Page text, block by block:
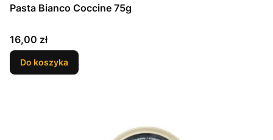
Pasta Bianco Coccine 75g
Cena
16,00 zł
Do koszyka